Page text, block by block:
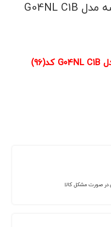
اجاق گاز 4 شعله شیشه مدل G04NL C1B
کد(96)
صورت مشکل کالا